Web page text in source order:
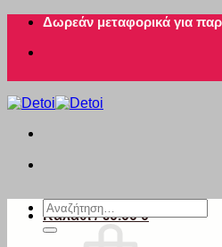
Μετάβαση
περιεχόμενο
Δωρεάν μεταφορικά για
Καλάθι /€0.00 0
Αναζήτηση
για: